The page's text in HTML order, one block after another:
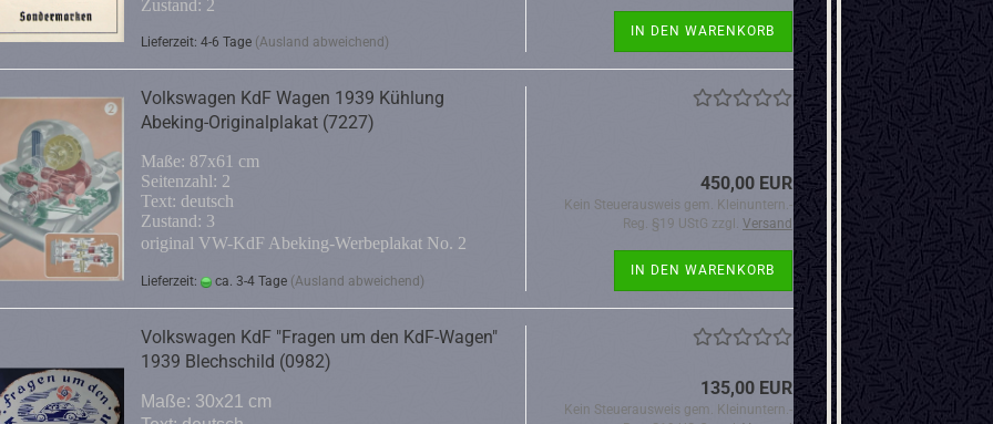
Zustand: 2
Lieferzeit: 4-6 Tage (Ausland abweichend)
IN DEN WARENKORB
Volkswagen KdF Wagen 1939 Kühlung
Abeking-Originalplakat (7227)
Maße: 87x61 cm
Seitenzahl: 2
Text: deutsch
Zustand: 3
original VW-KdF Abeking-Werbeplakat No. 2
Lieferzeit: ca. 3-4 Tage (Ausland abweichend)
450,00 EUR
Kein Steuerausweis gem. Kleinuntern.-
Reg. §19 UStG zzgl. Versand
IN DEN WARENKORB
Volkswagen KdF "Fragen um den KdF-Wagen"
1939 Blechschild (0982)
Maße: 30x21 cm
135,00 EUR
Kein Steuerausweis gem. Kleinuntern.-